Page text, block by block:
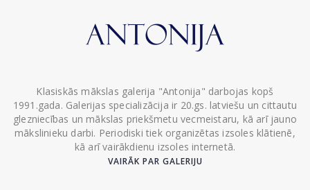
Klasiskās mākslas galerija "Antonija" darbojas kopš
1991.gada. Galerijas specializācija ir 20.gs. latviešu un cittautu
glezniecības un mākslas priekšmetu vecmeistaru, kā arī jauno
mākslinieku darbi. Periodiski tiek organizētas izsoles klātienē,
kā arī vairākdienu izsoles internetā.
VAIRĀK PAR GALERIJU